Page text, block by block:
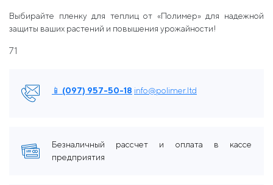
Выбирайте пленку для теплиц от «Полимер» для надежной
защиты ваших растений и повышения урожайности!
71
📱 (097) 957-50-18 info@polimer.ltd
Безналичный рассчет и оплата в кассе
предприятия